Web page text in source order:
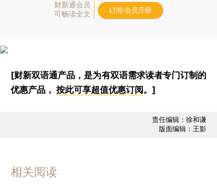
财新通会员
可畅读全文
订阅/会员升级
[财新双语通产品，是为有双语需求读者专门订制的
优惠产品，按此可享超值优惠订阅 。]
责任编辑：徐和谦
版面编辑：王影
相关阅读